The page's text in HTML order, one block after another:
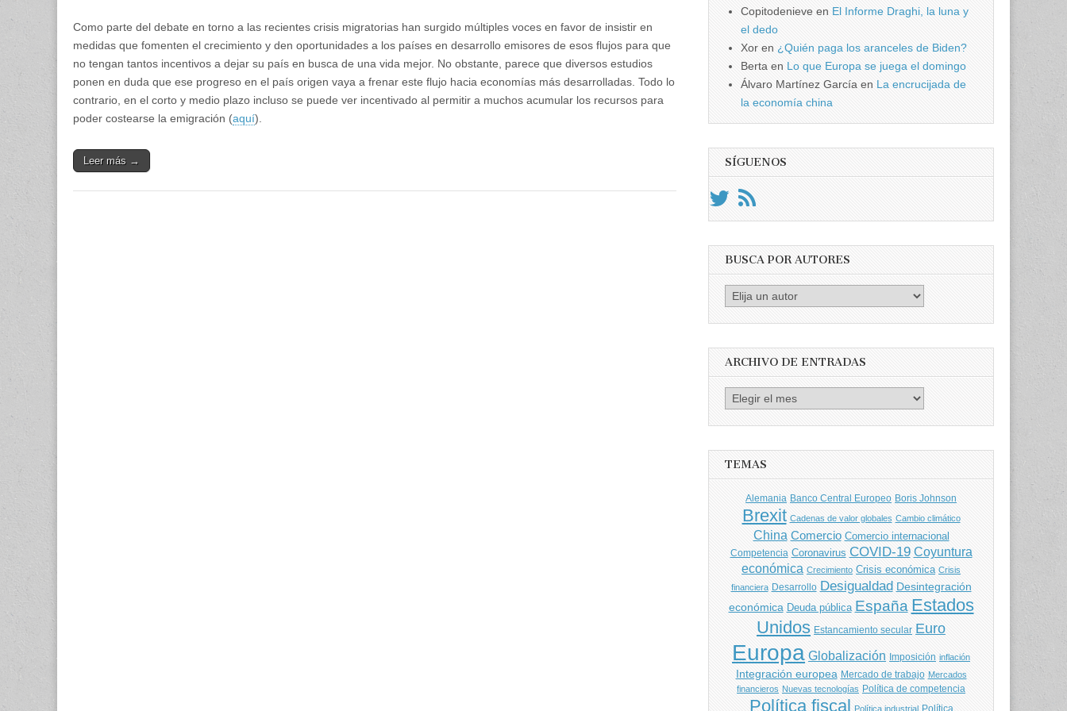
Como parte del debate en torno a las recientes crisis migratorias han surgido múltiples voces en favor de insistir en
medidas que fomenten el crecimiento y den oportunidades a los países en desarrollo emisores de esos flujos para que
no tengan tantos incentivos a dejar su país en busca de una vida mejor. No obstante, parece que diversos estudios
ponen en duda que ese progreso en el país origen vaya a frenar este flujo hacia economías más desarrolladas. Todo lo
contrario, en el corto y medio plazo incluso se puede ver incentivado al permitir a muchos acumular los recursos para
poder costearse la emigración (aquí).
Leer más →
Copitodenieve en El Informe Draghi, la luna y
el dedo
Xor en ¿Quién paga los aranceles de Biden?
Berta en Lo que Europa se juega el domingo
Álvaro Martínez García en La encrucijada de
la economía china
SÍGUENOS
BUSCA POR AUTORES
Busca
por
ARCHIVO DE ENTRADAS
Archivo
TEMAS
Alemania Banco Central Europeo Boris Johnson
Brexit Cadenas de valor globales Cambio climático
China Comercio Comercio internacional
Competencia Coronavirus COVID-19 Coyuntura
económica Crecimiento Crisis económica Crisis
financiera Desarrollo Desigualdad Desintegración
económica Deuda pública España Estados
Unidos Estancamiento secular Euro
Europa Globalización Imposición inflación
Integración europea Mercado de trabajo Mercados
financieros Nuevas tecnologías Política de competencia
Política fiscal Política industrial Política